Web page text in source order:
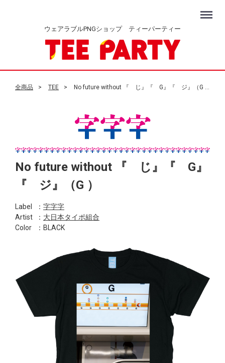
ウェアラブルPNGショップ ティーパーティー
Menu
全商品 TEE No future without 『 じ』『 G』『 ジ』（G ）
No future without 『 じ』『 G』
『 ジ』（G ）
Label ： 字字字
Artist
： 大日本タイポ組合
Color
：BLACK